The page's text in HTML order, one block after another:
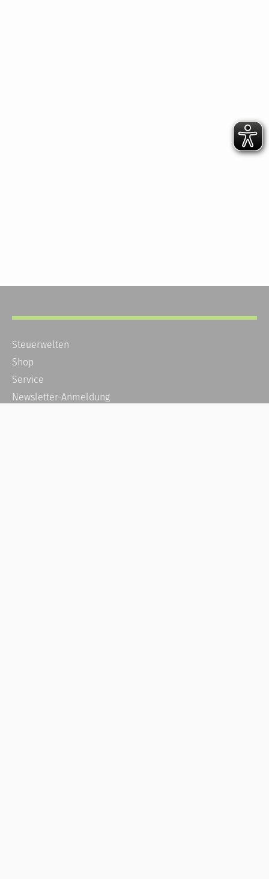
Steuerwelten
Shop
Service
Newsletter-Anmeldung